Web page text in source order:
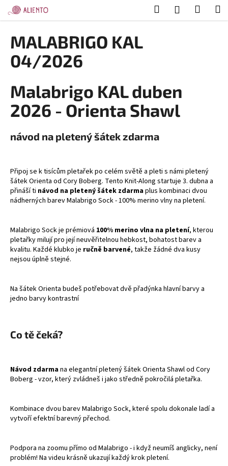
Přejít
obsah
HledatPřihlášení
MALABRIGO KAL
04/2026
Malabrigo KAL duben
2026 - Orienta Shawl
návod na pletený šátek zdarma
Připoj se k tisícům pletařek po celém světě a pleti s námi pletený
šátek Orienta od Cory Boberg. Tento Knit-Along startuje 3. dubna a
přináší ti návod na pletený šátek zdarmaplus kombinaci dvou
nádherných barev Malabrigo Sock - 100% merino vlny na pletení.
Malabrigo Sock je prémiová 100% merino vlna na pletení, kterou
pletařky milují pro její neuvěřitelnou hebkost, bohatost barev a
kvalitu. Každé klubko je ručně barvené, takže žádné dva kusy
nejsou úplně stejné.
Na šátek Orienta budeš potřebovat dvě přadýnka hlavní barvy a
jedno barvy kontrastní
Co tě čeká?
Návod zdarmana elegantní pletený šátek Orienta Shawl od Cory
Boberg - vzor, který zvládneš i jako středně pokročilá pletařka.
Kombinace dvou barev Malabrigo Sock, které spolu dokonale ladí a
vytvoří efektní barevný přechod.
Podpora na zoomu přímo od Malabrigo - i když neumíš anglicky, není
problém! Na videu krásně ukazují každý krok pletení.
o
C
o
p
o
t
e
j
e
t
n
a
j
?
p
o
u
č